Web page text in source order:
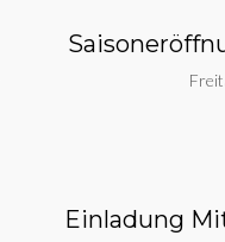
Einladung